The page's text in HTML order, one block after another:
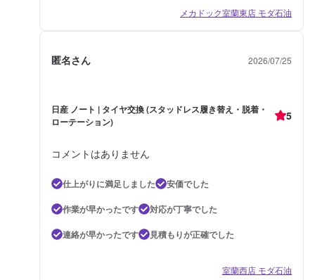
メカドック室蘭東店 モダ石油
匿名さん 2026/07/25
日産 ノート | タイヤ交換 (スタッドレス履き替え・脱着・
ローテーション)
5
コメントはありません
仕上がりに満足しました
安価でした
作業が早かったです
対応が丁寧でした
連絡が早かったです
見積もりが正確でした
室蘭西店 モダ石油